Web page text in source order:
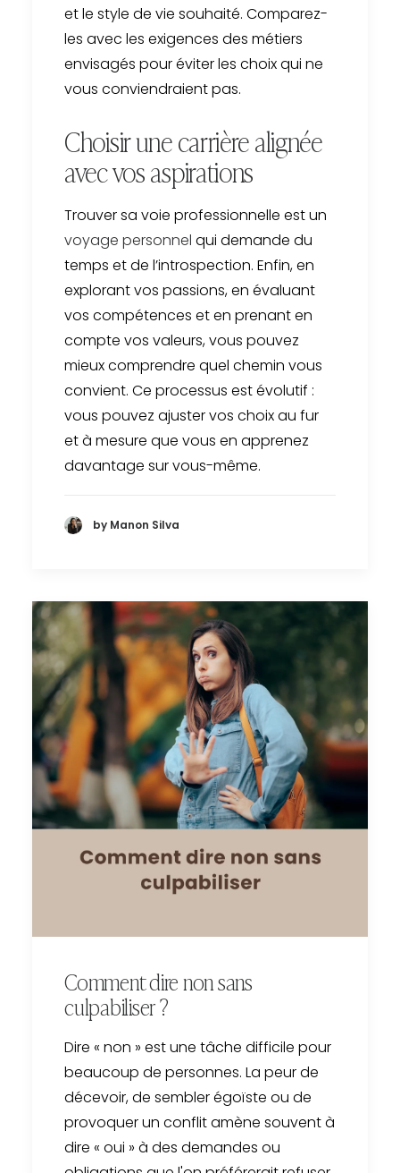
et le style de vie souhaité. Comparez-
les avec les exigences des métiers
envisagés pour éviter les choix qui ne
vous conviendraient pas.
Choisir une carrière alignée
avec vos aspirations
Trouver sa voie professionnelle est un
voyage personnel qui demande du
temps et de l’introspection. Enfin, en
explorant vos passions, en évaluant
vos compétences et en prenant en
compte vos valeurs, vous pouvez
mieux comprendre quel chemin vous
convient. Ce processus est évolutif :
vous pouvez ajuster vos choix au fur
et à mesure que vous en apprenez
davantage sur vous-même.
by Manon Silva
Comment dire non sans
culpabiliser ?
Dire « non » est une tâche difficile pour
beaucoup de personnes. La peur de
décevoir, de sembler égoïste ou de
provoquer un conflit amène souvent à
dire « oui » à des demandes ou